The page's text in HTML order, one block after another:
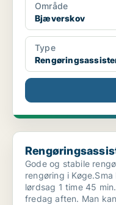
Område
Bjæverskov
Type
Rengøringsassistent til
Gode og stabile
rengøring i
lørdsag 1 time 45
fredag aften. Man